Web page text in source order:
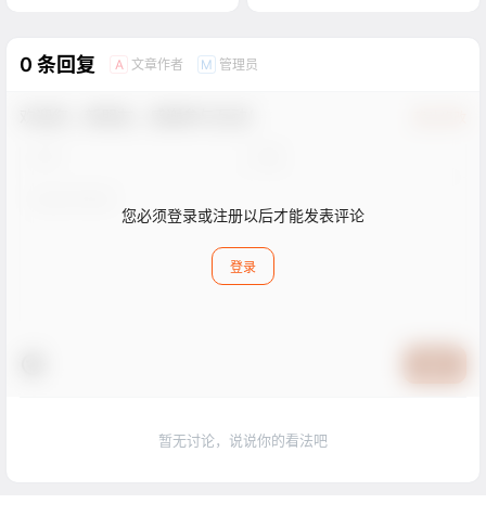
0 条回复 A 文章作者 M 管理员
您必须登录或注册以后才能发表评论
登录
暂无讨论，说说你的看法吧